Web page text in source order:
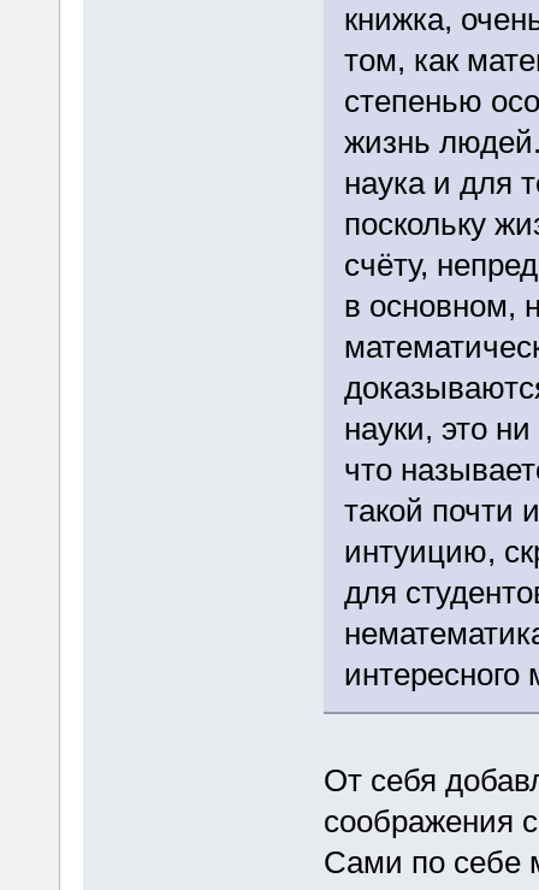
книжка,
том, как
степенью
жизнь
наука и для
поскольку
счёту,
в основном,
науки, это
что
такой почти
интуицию,
для
От себя
соображения
Сами по себе